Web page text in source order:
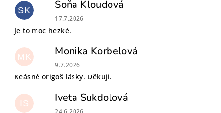
SK Soňa Kloudová
Hodnocení obchodu je 5 z 5 hvězdiček.
17.7.2026
Je to moc hezké.
MK Monika Korbelová
Hodnocení obchodu je 5 z 5 hvězdiček.
9.7.2026
Keásné origoš lásky. Děkuji.
IS Iveta Sukdolová
Hodnocení obchodu je 5 z 5 hvězdiček.
24.6.2026